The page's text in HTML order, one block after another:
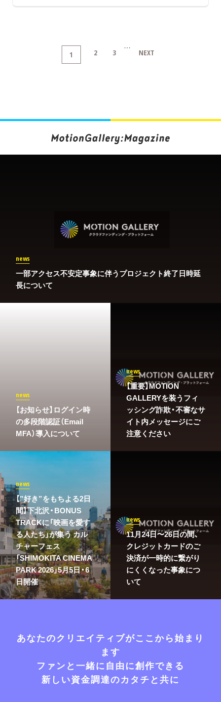
1 2 3 … NEXT
news
一部アクセス不安定事象に伴うプロジェクト終了日時延
長について
news
​【お知らせ】ログイン時
の多段階認証（Email
MFA）導入について
news
【重要】MOTION
GALLERYを装うフィ
ッシング詐欺・不審なサ
イト内メッセージにご
注意ください
news
【”好き”をもちよる2日
間】下北沢・BONUS
TRACKに「映画を愛す
る人たち」が集う カル
チャーフェス
「SHIMOKITA CINEMA
PARK 2026」5月5日・6
日開催
news
11月24日〜26日の間、
クレジットカードのご
決済が一時的に繋がり
にくくなった事象につ
いて
あなたのクリエイティブがここから始まり
ます
ファンと一緒に自由に創作できる
新しい資金調達のカタチと共に